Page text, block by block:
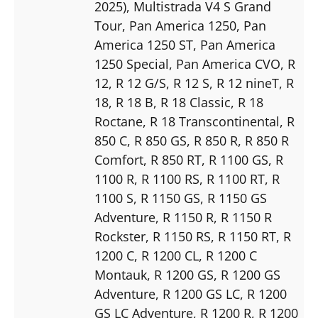
2025), Multistrada V4 S Grand
Tour, Pan America 1250, Pan
America 1250 ST, Pan America
1250 Special, Pan America CVO, R
12, R 12 G/S, R 12 S, R 12 nineT, R
18, R 18 B, R 18 Classic, R 18
Roctane, R 18 Transcontinental, R
850 C, R 850 GS, R 850 R, R 850 R
Comfort, R 850 RT, R 1100 GS, R
1100 R, R 1100 RS, R 1100 RT, R
1100 S, R 1150 GS, R 1150 GS
Adventure, R 1150 R, R 1150 R
Rockster, R 1150 RS, R 1150 RT, R
1200 C, R 1200 CL, R 1200 C
Montauk, R 1200 GS, R 1200 GS
Adventure, R 1200 GS LC, R 1200
GS LC Adventure, R 1200 R, R 1200